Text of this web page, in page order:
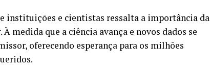
instituições e cientistas ressalta a importância da
medida que a ciência avança e novos dados se
oferecendo esperança para os milhões